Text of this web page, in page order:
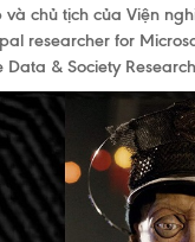
chủ tịch của Viện
researcher for
Data & Society